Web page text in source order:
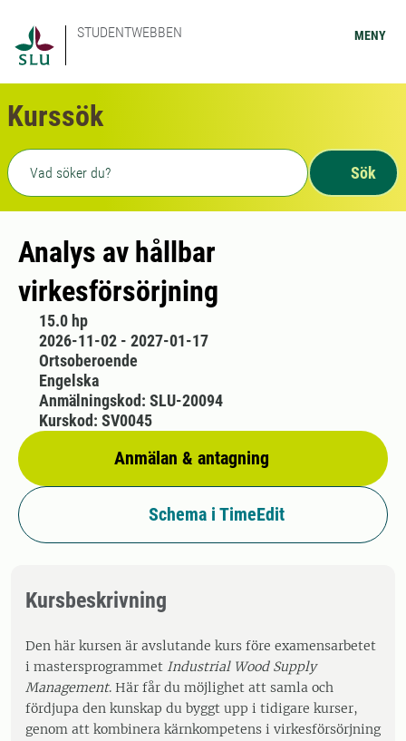
STUDENTWEBBEN MENY
Kurssök
Fritext sökning
Sök
Analys av hållbar
virkesförsörjning
15.0 hp
2026-11-02 - 2027-01-17
Ortsoberoende
Engelska
Anmälan & antagning
Anmälningskod: SLU-20094
Kurskod: SV0045
Schema i TimeEdit
Kursbeskrivning
Den här kursen är avslutande kurs före examensarbetet
i mastersprogrammet Industrial Wood Supply
Management. Här får du möjlighet att samla och
fördjupa den kunskap du byggt upp i tidigare kurser,
genom att kombinera kärnkompetens i virkesförsörjning